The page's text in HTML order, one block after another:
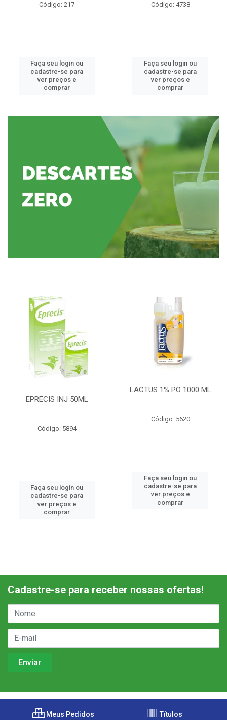
Código: 217
Faça seu login ou
cadastre-se para
ver preços e
comprar
Código: 4738
Faça seu login ou
cadastre-se para
ver preços e
comprar
EPRECIS INJ 50ML
Código: 5894
Faça seu login ou
cadastre-se para
ver preços e
comprar
LACTUS 1% PO 1000 ML
Código: 5620
Faça seu login ou
cadastre-se para
ver preços e
comprar
Cadastre-se para receber nossas ofertas!
Meus Pedidos Títulos